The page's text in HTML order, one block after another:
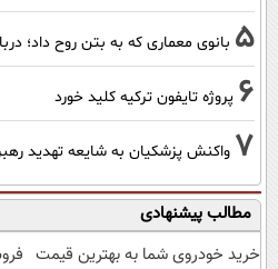
5 بانوی معماری که به بتن روح داد؛
6 پروژه تایفون ترکیه کلید خورد
7 واکنش پزشکیان به شایعه تهدید
مطالب پیشنهادی
خرید خودروی شما به بهترین قیمت